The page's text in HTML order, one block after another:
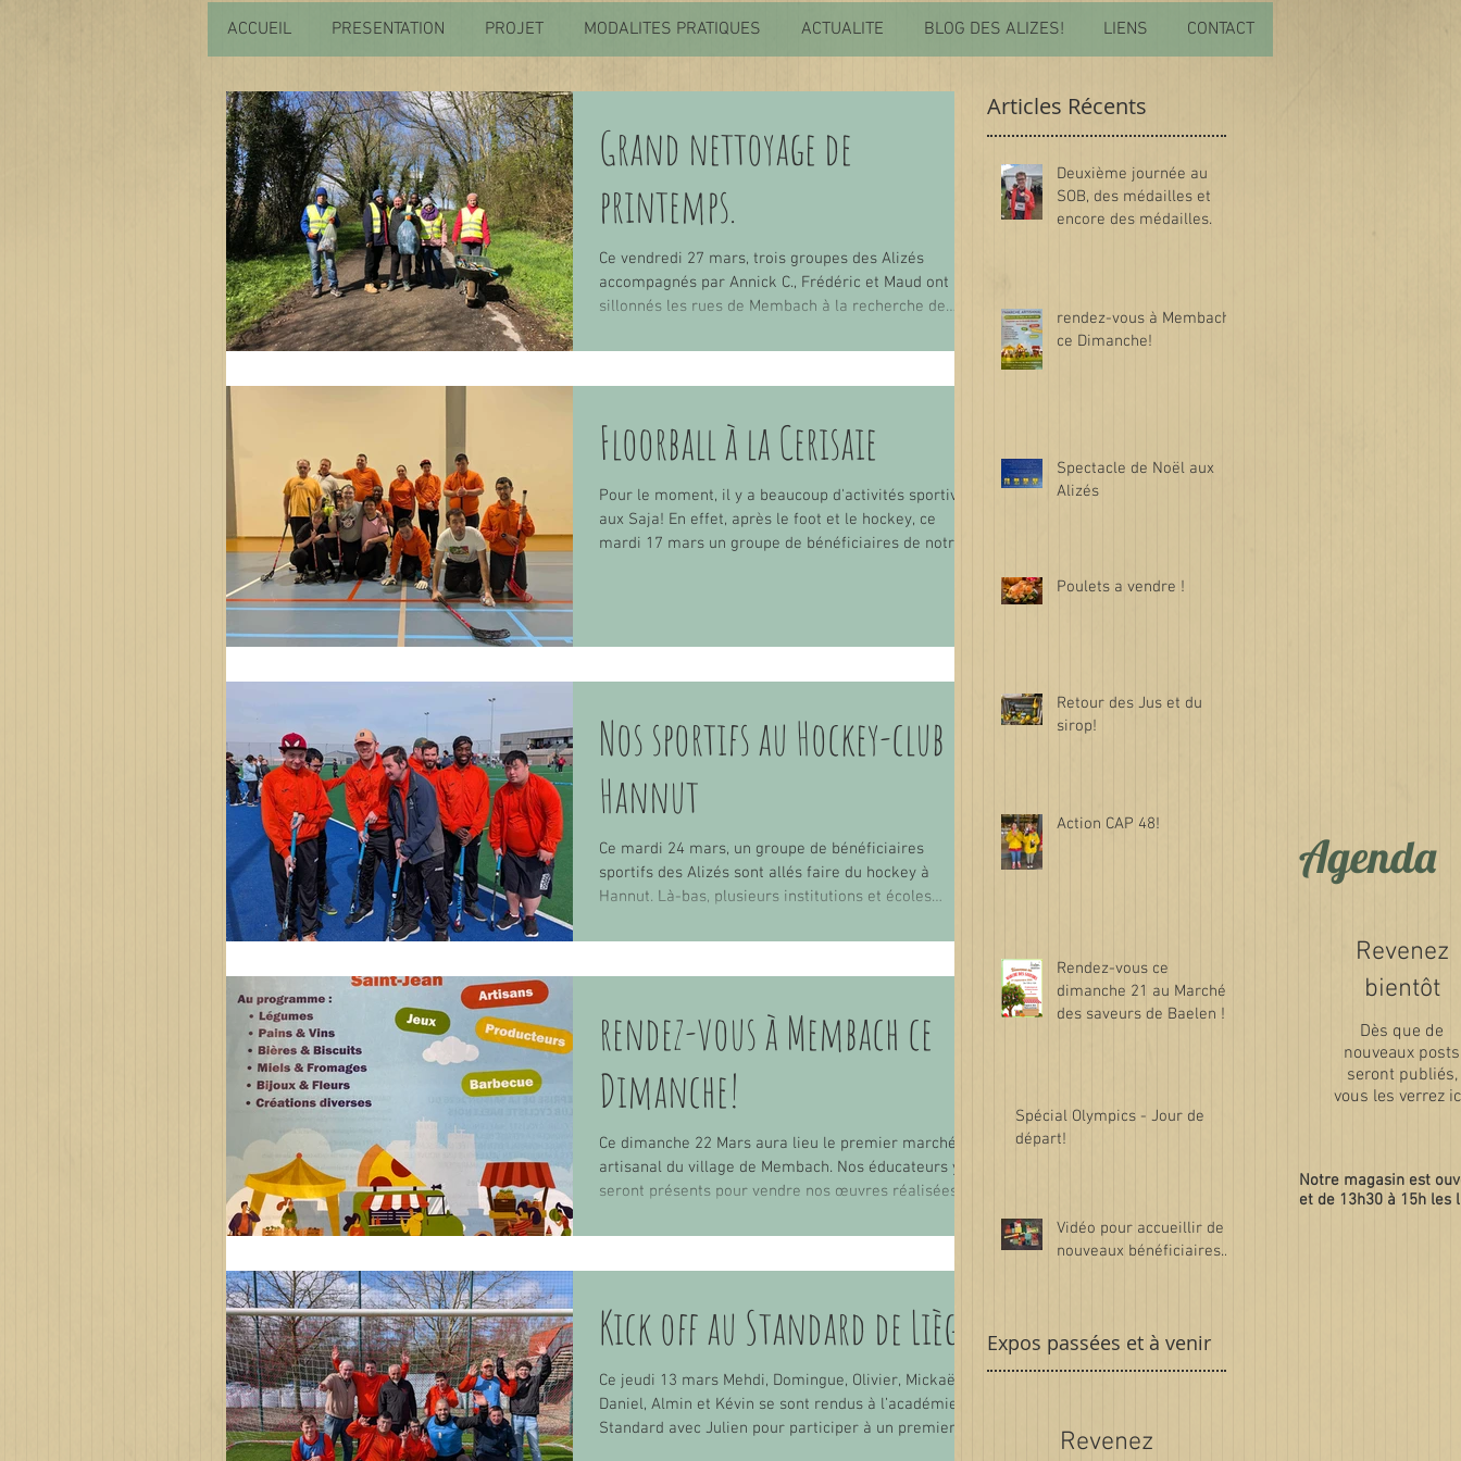
ACCUEIL PRESENTATION PROJET MODALITES PRATIQUES ACTUALITE BLOG DES ALIZES! LIENS CONTACT
Grand nettoyage de
printemps.
Ce vendredi 27 mars, trois groupes des Alizés
accompagnés par Annick C., Frédéric et Maud ont
sillonnés les rues de Membach à la recherche de
nos amis se sont impliqués dans leur rôle citoyen en
dans une ambiance agréable, le temps était clément,
nos bénéficiaires super motivés et de bonne humeur,
Floorball à la Cerisaie
Pour le moment, il y a beaucoup d'activités sportives
aux Saja! En effet, après le foot et le hockey, ce
mardi 17 mars un groupe de bénéficiaires de notre
de créer de nouvelles relations amicales. Une autre
Nos sportifs au Hockey-club de
Hannut
Ce mardi 24 mars, un groupe de bénéficiaires
sportifs des Alizés sont allés faire du hockey à
Hannut. Là-bas, plusieurs institutions et écoles
et s’exercer au hockey. Les animateurs leur ont
semaine. Par contre, ils se sont sentis à l’aise car ils
savent déjà pas mal manier les sticks et mener les
rendez-vous à Membach ce
Dimanche!
Ce dimanche 22 Mars aura lieu le premier marché
artisanal du village de Membach. Nos éducateurs y
seront présents pour vendre nos œuvres réalisées
céramique et en papier-mâché seront parfaites pour
de poires artisanal. Nous nous ferons un plaisir de
vous y croiser! L'équipe éducative des Alizés.
Kick off au Standard de Liège.
Ce jeudi 13 mars Mehdi, Domingue, Olivier, Mickaël,
Daniel, Almin et Kévin se sont rendus à l’académie du
Standard avec Julien pour participer à un premier
Articles Récents
Deuxième journée au
SOB, des médailles et
encore des médailles.
rendez-vous à Membach
ce Dimanche!
Spectacle de Noël aux
Alizés
Poulets a vendre !
Retour des Jus et du
sirop!
Action CAP 48!
Rendez-vous ce
dimanche 21 au Marché
des saveurs de Baelen !
Spécial Olympics - Jour de
départ!
Vidéo pour accueillir de
nouveaux bénéficiaires...
Expos passées et à venir
Revenez
Agenda
Revenez
bientôt
Dès que de
nouveaux posts
seront publiés,
vous les verrez
Notre magasin est
et de 13h30 à 15h les